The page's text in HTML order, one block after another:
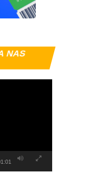
NAS
Tocador
de